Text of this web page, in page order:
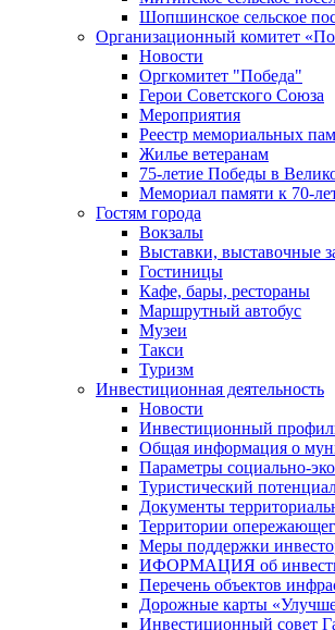
Шопшинское сельское
Организационный комитет
Новости
Оргкомитет "Победа"
Герои Советского Союза
Мероприятия
Реестр мемориальных
Жилье ветеранам
75-летие Победы в
Мемориал памяти к 70-
Гостям города
Вокзалы
Выставки, выставочные
Гостиницы
Кафе, бары, рестораны
Маршрутный автобус
Музеи
Такси
Туризм
Инвестиционная деятельность
Новости
Инвестиционный
Общая информация о
Параметры социально-
Туристический
Документы
Территории
Меры поддержки
ИФОРМАЦИЯ об
Перечень объектов
Дорожные карты
Инвестиционный совет